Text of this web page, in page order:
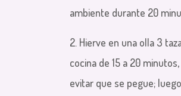
ambiente durante 20
2. Hierve en una olla 3
cocina de 15 a 20
evitar que se pegue;